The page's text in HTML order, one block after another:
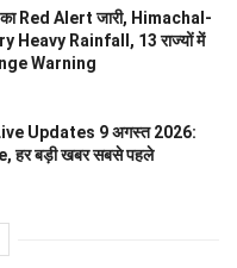
का Red Alert जारी, Himachal-
Heavy Rainfall, 13 राज्यों में
Warning
Updates 9 अगस्त 2026:
हर बड़ी खबर सबसे पहले